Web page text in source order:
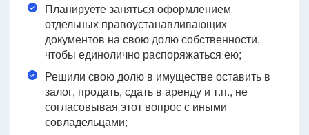
Планируете заняться оформлением
отдельных правоустанавливающих
документов на свою долю собственности,
чтобы единолично распоряжаться ею;
Решили свою долю в имуществе оставить в
залог, продать, сдать в аренду и т.п., не
согласовывая этот вопрос с иными
совладельцами;